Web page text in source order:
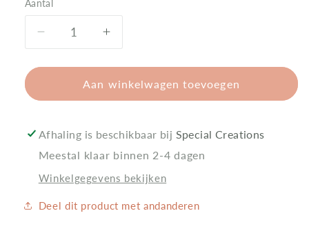
Aantal
Aantal
Aantal
verlagen
voor
Gymtas
met
-
Monstertruck
Big
Wheels
Aantal
verhogen
voor
Gymtas
met
Monstertruck
Big
Wheels
Aan winkelwagen toevoegen
Afhaling is beschikbaar bij Special Creations
Meestal klaar binnen 2-4 dagen
Winkelgegevens bekijken
Deel dit product met andanderen